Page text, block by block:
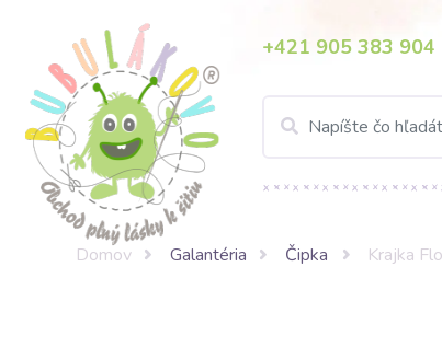
+421 905 383 904
Domov Galantéria Čipka Krajka